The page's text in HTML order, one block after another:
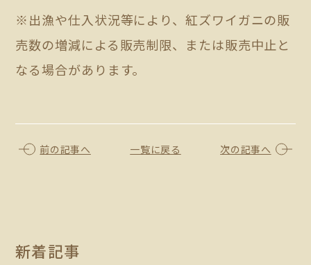
※出漁や仕入状況等により、紅ズワイガニの販
売数の増減による販売制限、または販売中止と
なる場合があります。
前の記事へ 一覧に戻る 次の記事へ
新着記事